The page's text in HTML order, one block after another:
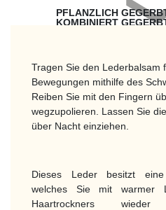
PFLANZLICH
KOMBINIERT
Tragen Sie den Lederbalsam
Bewegungen mithilfe des
Reiben Sie mit den Fingern
wegzupolieren. Lassen Sie
über Nacht einziehen.
Dieses Leder besitzt eine
welches Sie mit warmer
Haartrockners